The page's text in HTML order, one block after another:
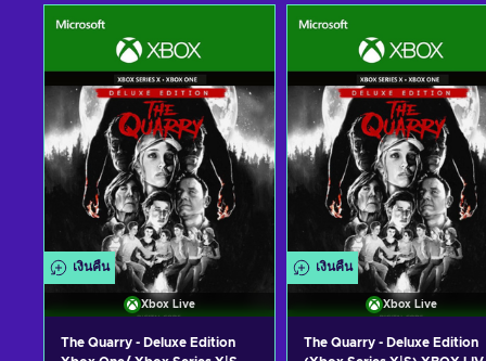
เงินคืน
Xbox Live
The Quarry - Deluxe Edition
เงินคืน
Xbox Live
The Quarry - Deluxe Edition